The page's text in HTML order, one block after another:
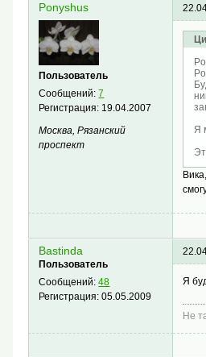
Ponyshus
Пользователь
Сообщений:7
Регистрация: 19.04.2007
Москва, Рязанский
проспект
Я
Bastinda
Пользователь
Сообщений:48
Регистрация:05.05.2009
Я
Не